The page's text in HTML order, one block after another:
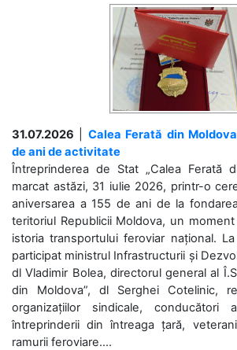
31.07.2026
Calea Ferată din
de ani de activitate
Întreprinderea de Stat „Calea Ferată
marcat astăzi, 31 iulie 2026, printr-o
aniversarea a 155 de ani de la
teritoriul Republicii Moldova, un
istoria transportului feroviar național.
participat ministrul Infrastructurii și
dl Vladimir Bolea, directorul general al
din Moldova”, dl Serghei Cotelinic,
organizațiilor sindicale, conducători
întreprinderii din întreaga țară,
ramurii feroviare....